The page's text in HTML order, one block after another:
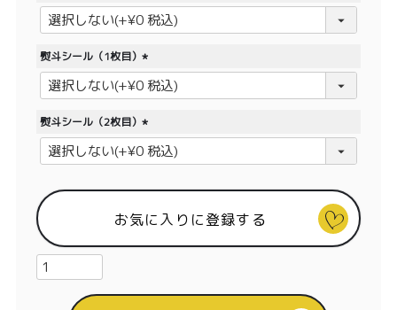
ご利用ガイド
プライバシーポリシー
特定商取引法に基づく表記
(
必
)
熨斗シール（1枚目）
(
必
)
熨斗シール（2枚目）
(
必
)
お気に入りに登録する